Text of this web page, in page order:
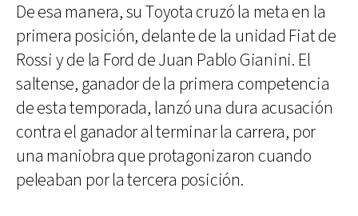
De esa manera, su Toyota cruzó la meta en la
primera posición, delante de la unidad Fiat de
Rossi y de la Ford de Juan Pablo Gianini. El
saltense, ganador de la primera competencia
de esta temporada, lanzó una dura acusación
contra el ganador al terminar la carrera, por
una maniobra que protagonizaron cuando
peleaban por la tercera posición.